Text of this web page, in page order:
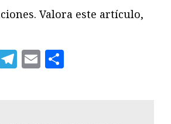
Valora este artículo,
Telegram
Email